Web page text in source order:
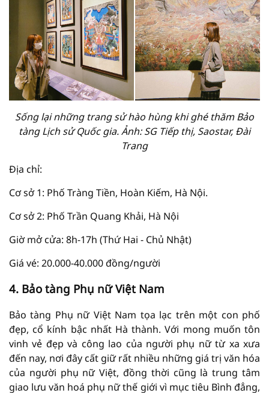
Sống lại những trang sử hào hùng khi ghé thăm Bảo
tàng Lịch sử Quốc gia. Ảnh: SG Tiếp thị, Saostar, Đài
Trang
Địa chỉ:
Cơ sở 1: Phố Tràng Tiền, Hoàn Kiếm, Hà Nội.
Cơ sở 2: Phố Trần Quang Khải, Hà Nội
Giờ mở cửa: 8h-17h (Thứ Hai - Chủ Nhật)
Giá vé: 20.000-40.000 đồng/người
4. Bảo tàng Phụ nữ Việt Nam
Bảo tàng Phụ nữ Việt Nam tọa lạc trên một con phố
đẹp, cổ kính bậc nhất Hà thành. Với mong muốn tôn
vinh vẻ đẹp và công lao của người phụ nữ từ xa xưa
đến nay, nơi đây cất giữ rất nhiều những giá trị văn hóa
của người phụ nữ Việt, đồng thời cũng là trung tâm
giao lưu văn hoá phụ nữ thế giới vì mục tiêu Bình đẳng,